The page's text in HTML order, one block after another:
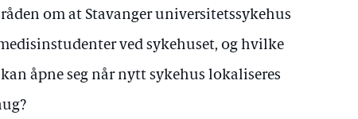
om at Stavanger universitetssykehus
ved sykehuset, og hvilke
åpne seg når nytt sykehus lokaliseres